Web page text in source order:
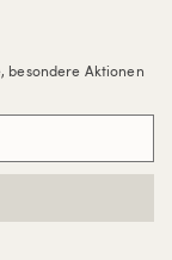
besondere Aktionen